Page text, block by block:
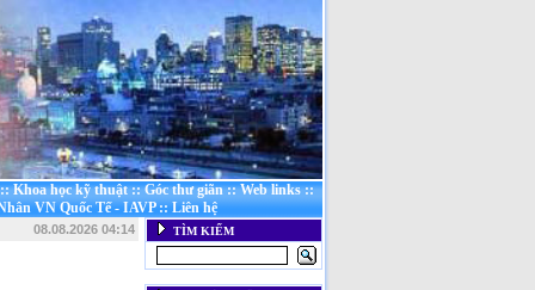
Khoa học kỹ thuật::Góc thư giãn::Web links::
VN Quốc Tế - IAVP::Liên hệ
08.08.2026 04:14 TÌM KIẾM